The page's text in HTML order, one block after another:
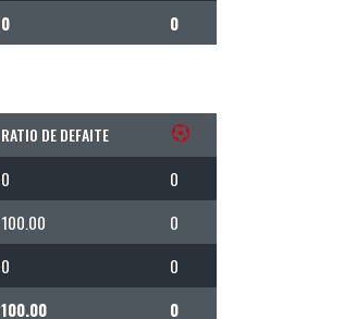
0 0
RATIO DE DEFAITE
0
0
100.00
0
0
0
100.00 0